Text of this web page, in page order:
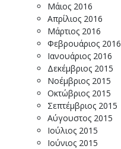
Μάιος 2016
Απρίλιος 2016
Μάρτιος 2016
Φεβρουάριος 2016
Ιανουάριος 2016
Δεκέμβριος 2015
Νοέμβριος 2015
Οκτώβριος 2015
Σεπτέμβριος 2015
Αύγουστος 2015
Ιούλιος 2015
Ιούνιος 2015